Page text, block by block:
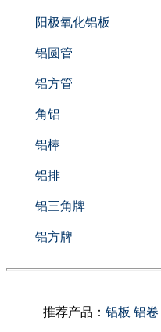
阳极氧化铝板
铝圆管
铝方管
角铝
铝棒
铝排
铝三角牌
铝方牌
铝槽
推荐产品： 铝板 铝卷